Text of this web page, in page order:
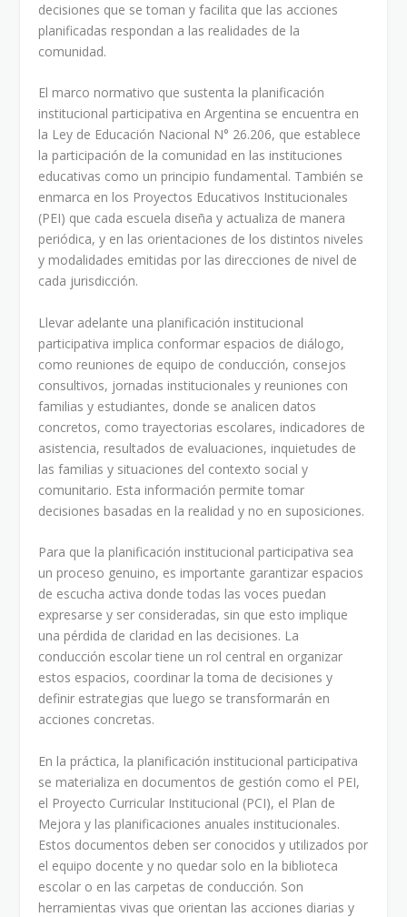
decisiones que se toman y facilita que las acciones
planificadas respondan a las realidades de la
comunidad.
El marco normativo que sustenta la planificación
institucional participativa en Argentina se encuentra en
la Ley de Educación Nacional N° 26.206, que establece
la participación de la comunidad en las instituciones
educativas como un principio fundamental. También se
enmarca en los Proyectos Educativos Institucionales
(PEI) que cada escuela diseña y actualiza de manera
periódica, y en las orientaciones de los distintos niveles
y modalidades emitidas por las direcciones de nivel de
cada jurisdicción.
Llevar adelante una planificación institucional
participativa implica conformar espacios de diálogo,
como reuniones de equipo de conducción, consejos
consultivos, jornadas institucionales y reuniones con
familias y estudiantes, donde se analicen datos
concretos, como trayectorias escolares, indicadores de
asistencia, resultados de evaluaciones, inquietudes de
las familias y situaciones del contexto social y
comunitario. Esta información permite tomar
decisiones basadas en la realidad y no en suposiciones.
Para que la planificación institucional participativa sea
un proceso genuino, es importante garantizar espacios
de escucha activa donde todas las voces puedan
expresarse y ser consideradas, sin que esto implique
una pérdida de claridad en las decisiones. La
conducción escolar tiene un rol central en organizar
estos espacios, coordinar la toma de decisiones y
definir estrategias que luego se transformarán en
acciones concretas.
En la práctica, la planificación institucional participativa
se materializa en documentos de gestión como el PEI,
el Proyecto Curricular Institucional (PCI), el Plan de
Mejora y las planificaciones anuales institucionales.
Estos documentos deben ser conocidos y utilizados por
el equipo docente y no quedar solo en la biblioteca
escolar o en las carpetas de conducción. Son
herramientas vivas que orientan las acciones diarias y